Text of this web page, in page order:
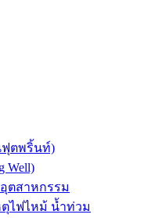
ฟุตพริ้นท์)
Well)
ตสาหกรรม
ไฟไหม้ น้ำท่วม